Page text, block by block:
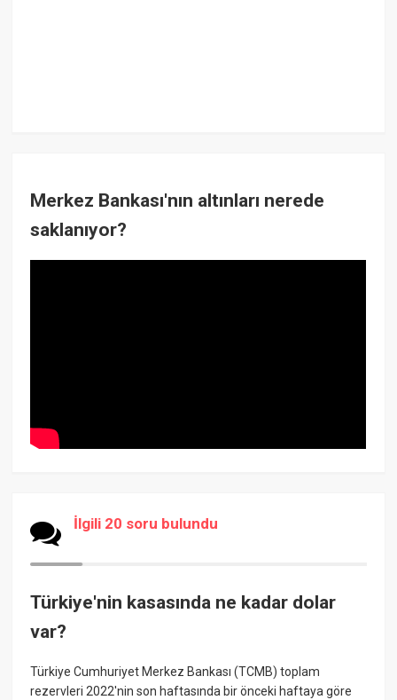
Merkez Bankası'nın altınları nerede
saklanıyor?
İlgili 20 soru bulundu
Türkiye'nin kasasında ne kadar dolar
var?
Türkiye Cumhuriyet Merkez Bankası (TCMB) toplam
rezervleri 2022'nin son haftasında bir önceki haftaya göre